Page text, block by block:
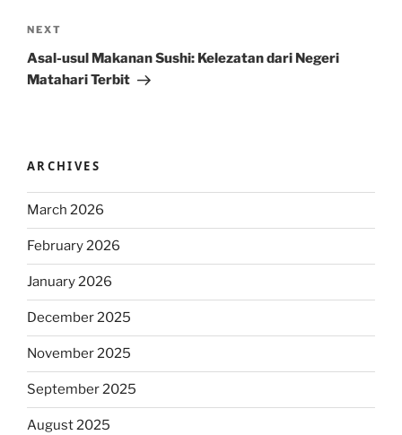
Next
Post
NEXT
Asal-usul Makanan Sushi: Kelezatan dari Negeri
Matahari Terbit
ARCHIVES
March 2026
February 2026
January 2026
December 2025
November 2025
September 2025
August 2025